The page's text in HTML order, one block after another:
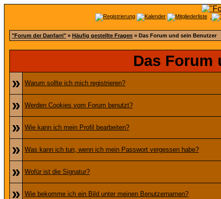
"Forum der Danfarri" » Häufig gestellte Fragen » Das Forum und sein Benutzer
Das Forum
»
Warum sollte ich mich registrieren?
» Werden Cookies vom Forum benutzt?
» Wie kann ich mein Profil bearbeiten?
» Was kann ich tun, wenn ich mein Passwort vergessen habe?
» Wofür ist die Signatur?
» Wie bekomme ich ein Bild unter meinen Benutzernamen?